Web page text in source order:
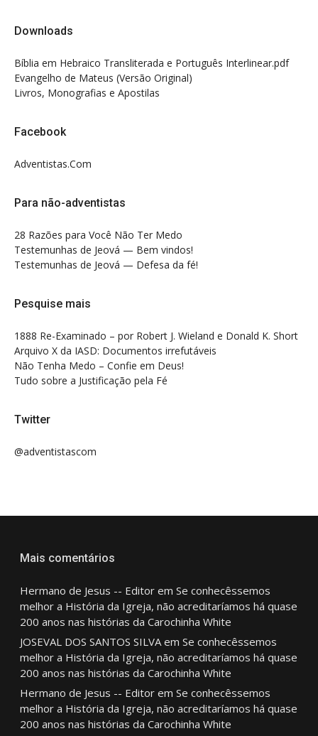
Downloads
Bíblia em Hebraico Transliterada e Português Interlinear.pdf
Evangelho de Mateus (Versão Original)
Livros, Monografias e Apostilas
Facebook
Adventistas.Com
Para não-adventistas
28 Razões para Você Não Ter Medo
Testemunhas de Jeová — Bem vindos!
Testemunhas de Jeová — Defesa da fé!
Pesquise mais
1888 Re-Examinado – por Robert J. Wieland e Donald K. Short
Arquivo X da IASD: Documentos irrefutáveis
Não Tenha Medo – Confie em Deus!
Tudo sobre a Justificação pela Fé
Twitter
@adventistascom
Mais comentários
Hermano de Jesus -- Editorem Se conhecêssemos
melhor a História da Igreja, não acreditaríamos há quase
200 anos nas histórias da Carochinha White
JOSEVAL DOS SANTOS SILVAem Se conhecêssemos
melhor a História da Igreja, não acreditaríamos há quase
200 anos nas histórias da Carochinha White
Hermano de Jesus -- Editorem Se conhecêssemos
melhor a História da Igreja, não acreditaríamos há quase
200 anos nas histórias da Carochinha White